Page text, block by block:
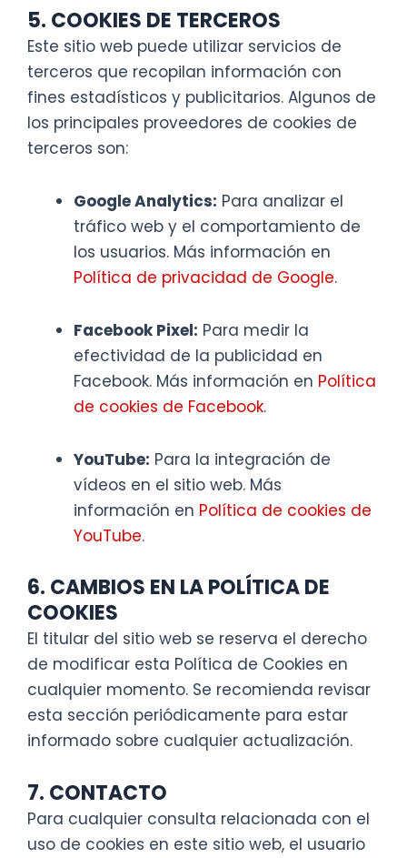
5. COOKIES DE TERCEROS
Este sitio web puede utilizar servicios de
terceros que recopilan información con
fines estadísticos y publicitarios. Algunos de
los principales proveedores de cookies de
terceros son:
Google Analytics: Para analizar el
tráfico web y el comportamiento de
los usuarios. Más información en
Política de privacidad de Google.
Facebook Pixel: Para medir la
efectividad de la publicidad en
Facebook. Más información en Política
de cookies de Facebook.
YouTube: Para la integración de
vídeos en el sitio web. Más
información en Política de cookies de
YouTube.
6. CAMBIOS EN LA POLÍTICA DE
COOKIES
El titular del sitio web se reserva el derecho
de modificar esta Política de Cookies en
cualquier momento. Se recomienda revisar
esta sección periódicamente para estar
informado sobre cualquier actualización.
7. CONTACTO
Para cualquier consulta relacionada con el
uso de cookies en este sitio web, el usuario